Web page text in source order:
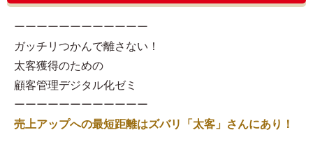
ーーーーーーーーーーーー
ガッチリつかんで離さない！
太客獲得のための
顧客管理デジタル化ゼミ
ーーーーーーーーーーーー
売上アップへの最短距離はズバリ「太客」さんにあり！